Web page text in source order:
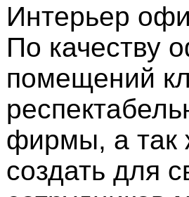
Интерьер
По качеству
помещений
фирмы, а так
создать для